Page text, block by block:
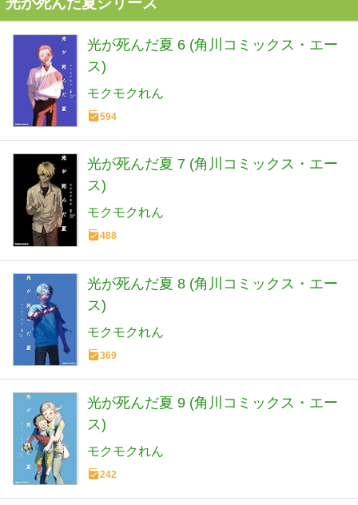
光が死んだ夏 6 (角川コミックス・エー
ス)
モクモクれん
594
光が死んだ夏 7 (角川コミックス・エー
ス)
モクモクれん
488
光が死んだ夏 8 (角川コミックス・エー
ス)
モクモクれん
369
光が死んだ夏 9 (角川コミックス・エー
ス)
モクモクれん
242